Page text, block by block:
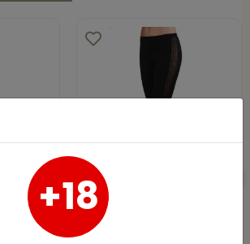
Falcons Side Lace
Leggings B891
+18